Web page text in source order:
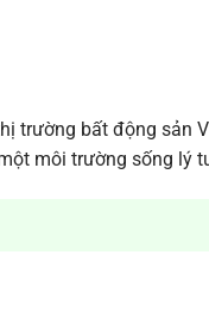
trường bất động sản
môi trường sống lý